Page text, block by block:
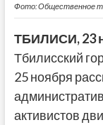
Фото: Общественное
ТБИЛИСИ, 23
Тбилисский
25 ноября
активистов